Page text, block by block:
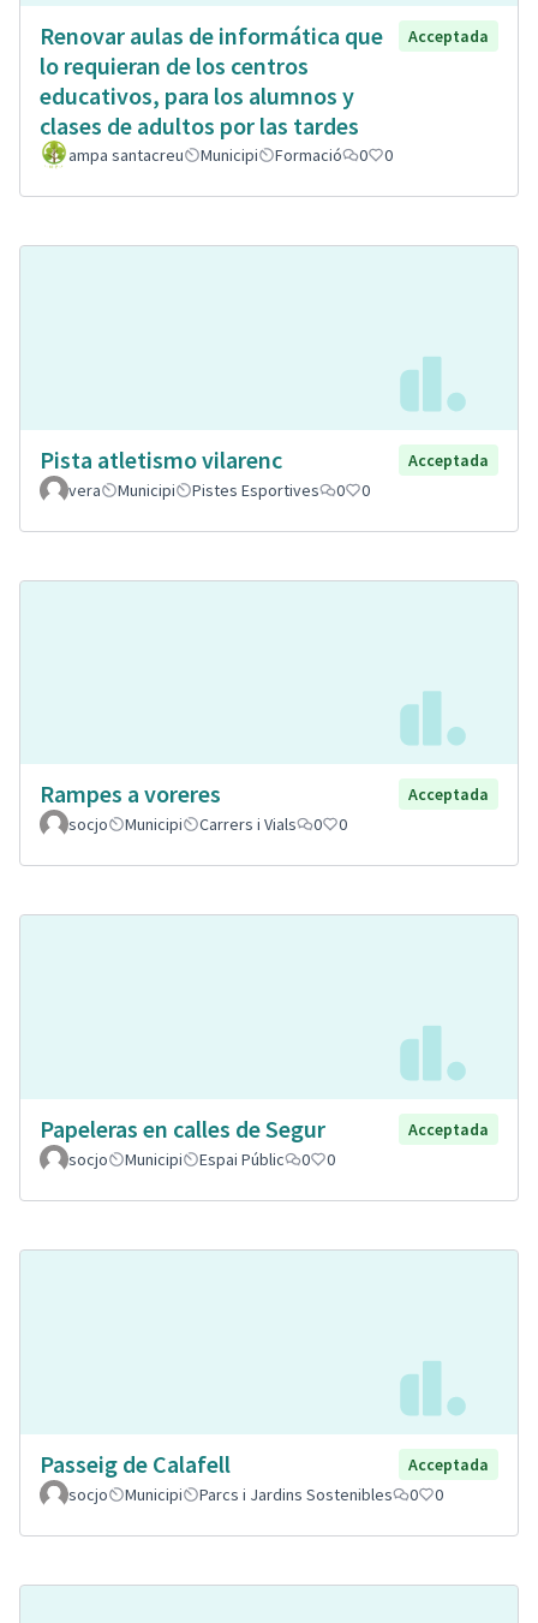
Renovar aulas de informática que
lo requieran de los centros
educativos, para los alumnos y
clases de adultos por las tardes
Acceptada
ampa santacreu Municipi Formació 0 0
Pista atletismo vilarenc
Acceptada
vera
Municipi Pistes Esportives 0 0
Rampes a voreres
Acceptada
socjo
Municipi Carrers i Vials 0 0
Papeleras en calles de Segur
Acceptada
socjo
Municipi Espai Públic 0 0
Passeig de Calafell
Acceptada
socjo
Municipi Parcs i Jardins Sostenibles 0 0